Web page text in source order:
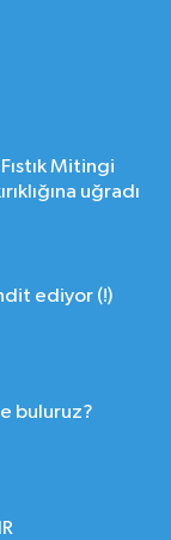
Mitingi
uğradı
ediyor (!)
buluruz?